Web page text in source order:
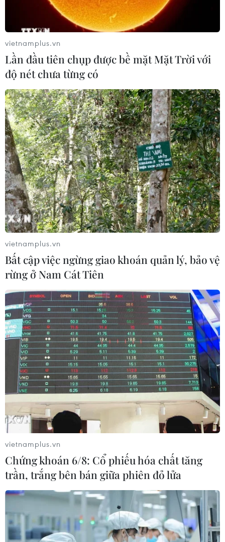
Bình Thuận: Điều tra vụ nâng khống công
trình xây dựng trụ sở xã
16/12/2022 11:49
Thanh tra tỉnh kết luận chủ đầu tư, đơn vị thi công tổ
chức nghiệm thu khống khối lượng và tiến hành lập hồ
sơ thanh toán, rút vốn tại Kho bạc Nhà nước tỉnh với
tổng số tiền hơn 1 tỷ đồng.
Công an điều tra vụ 2 công trình thủy lợi
có sai phạm tại Bình Thuận
16/03/2023 04:52
Chủ tịch UBND Bình Thuận giao Thanh tra tỉnh chuyển
hồ sơ vụ việc sang Công an tỉnh tiếp tục điều tra về các
trách nhiệm gây hậu quả nghiêm trọng.
vietnamplus.vn
Lần đầu tiên chụp được bề mặt Mặt Trời với
độ nét chưa từng có
vietnamplus.vn
Bất cập việc ngừng giao khoán quản lý, bảo vệ
rừng ở Nam Cát Tiên
vietnamplus.vn
Chứng khoán 6/8: Cổ phiếu hóa chất tăng
trần, trắng bên bán giữa phiên đỏ lửa